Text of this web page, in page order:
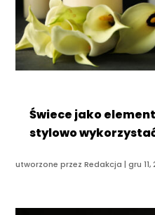
Świece jako
stylowo
utworzone przezRedakcja |gru